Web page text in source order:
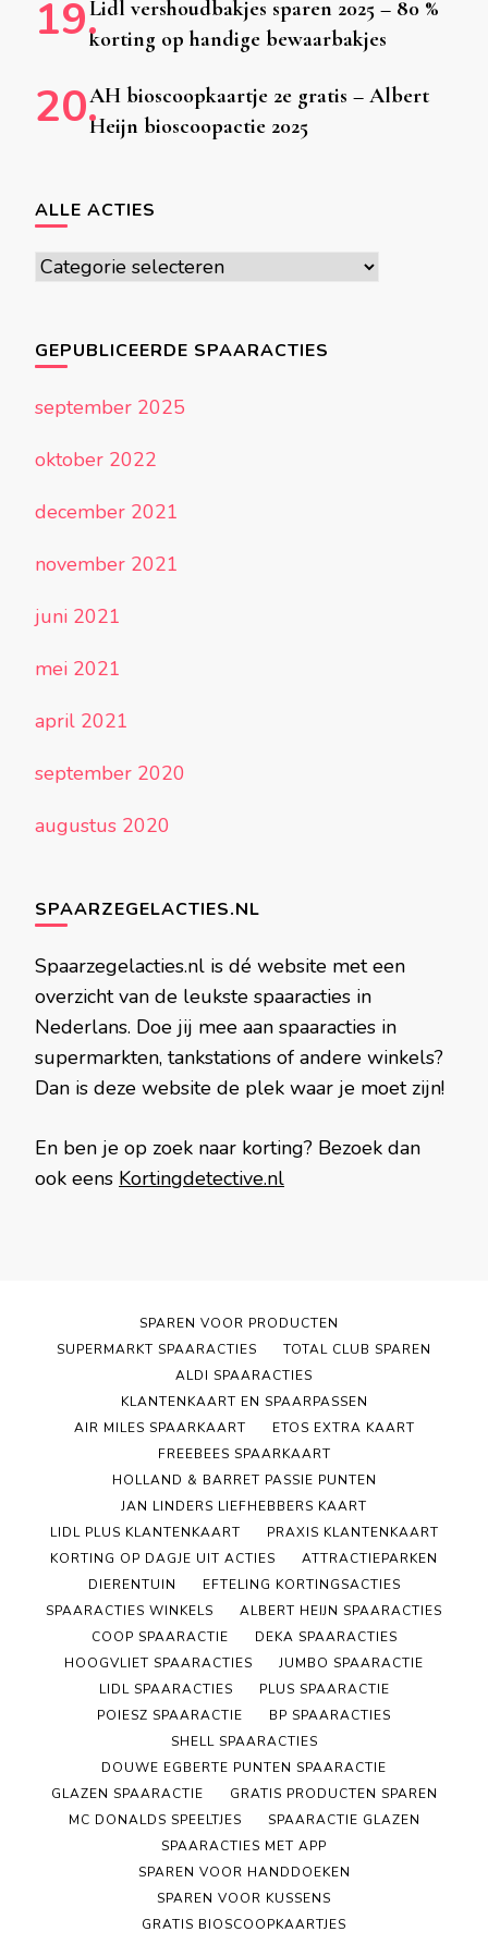
Lidl vershoudbakjes sparen 2025 – 80 %
korting op handige bewaarbakjes
AH bioscoopkaartje 2e gratis – Albert
Heijn bioscoopactie 2025
ALLE ACTIES
Alle
GEPUBLICEERDE SPAARACTIES
september 2025
oktober 2022
december 2021
november 2021
juni 2021
mei 2021
april 2021
september 2020
augustus 2020
SPAARZEGELACTIES.NL
Spaarzegelacties.nl is dé website met een
overzicht van de leukste spaaracties in
Nederlans. Doe jij mee aan spaaracties in
supermarkten, tankstations of andere winkels?
Dan is deze website de plek waar je moet zijn!
En ben je op zoek naar korting? Bezoek dan
ook eens Kortingdetective.nl
SPAREN VOOR PRODUCTEN
SUPERMARKT SPAARACTIES
TOTAL CLUB SPAREN
ALDI SPAARACTIES
KLANTENKAART EN SPAARPASSEN
AIR MILES SPAARKAART
ETOS EXTRA KAART
FREEBEES SPAARKAART
HOLLAND & BARRET PASSIE PUNTEN
JAN LINDERS LIEFHEBBERS KAART
LIDL PLUS KLANTENKAART
PRAXIS KLANTENKAART
KORTING OP DAGJE UIT ACTIES
ATTRACTIEPARKEN
DIERENTUIN
EFTELING KORTINGSACTIES
SPAARACTIES WINKELS
ALBERT HEIJN SPAARACTIES
COOP SPAARACTIE
DEKA SPAARACTIES
HOOGVLIET SPAARACTIES
JUMBO SPAARACTIE
LIDL SPAARACTIES
PLUS SPAARACTIE
POIESZ SPAARACTIE
BP SPAARACTIES
SHELL SPAARACTIES
DOUWE EGBERTE PUNTEN SPAARACTIE
GLAZEN SPAARACTIE
GRATIS PRODUCTEN SPAREN
MC DONALDS SPEELTJES
SPAARACTIE GLAZEN
SPAARACTIES MET APP
SPAREN VOOR HANDDOEKEN
SPAREN VOOR KUSSENS
GRATIS BIOSCOOPKAARTJES